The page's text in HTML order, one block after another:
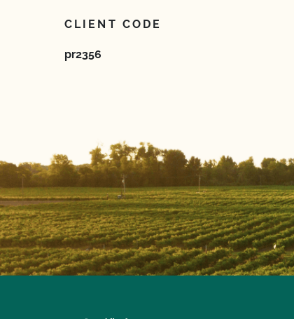
CLIENT CODE
pr2356